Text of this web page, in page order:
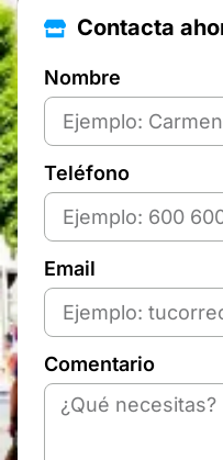
Contacta
Nombre
Teléfono
Email
Comentario